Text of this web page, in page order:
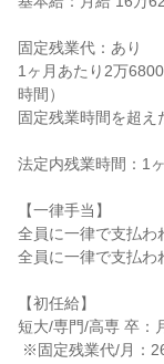
固定残業代：あり
1ヶ月あたり2万
時間）
固定残業時間を超
法定内残業時間：1
【一律手当】
全員に一律で支払わ
全員に一律で支払わ
【初任給】
短大/専門/高専 卒：